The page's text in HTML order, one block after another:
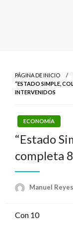
PÁGINA DE INICIO
“ESTADO SIMPLE,
INTERVENIDOS
ECONOMÍA
“Estado
completa
Manuel
Con 10